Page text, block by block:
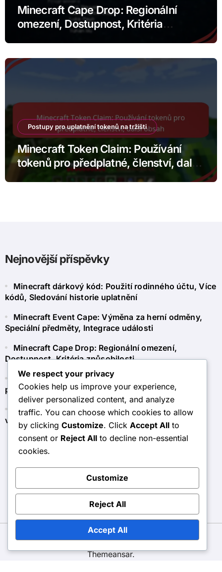
Minecraft Cape Drop: Regionální
omezení, Dostupnost, Kritéria
Postupy pro uplatnění tokenů na tržišti
Minecraft Token Claim: Používání
tokenů pro předplatné, členství, další
obsah
Nejnovější příspěvky
Minecraft dárkový kód: Použití rodinného účtu, Více
kódů, Sledování historie uplatnění
Minecraft Event Cape: Výměna za herní odměny,
Speciální předměty, Integrace události
Minecraft Cape Drop: Regionální omezení,
Dostupnost, Kritéria způsobilosti
Minecraft Token Claim: Používání tokenů pro
předplatné, členství, další obsah
Minecraft Dárková karta: Zásady vracení, Proces
vrácení, Zákaznický servis
airsoft-portal.cz
Copyright © All rights reserved|BlogDataby
Themeansar.
We respect your privacy
Cookies help us improve your experience,
deliver personalized content, and analyze
traffic. You can choose which cookies to allow
by clicking Customize. Click Accept All to
consent or Reject All to decline non-essential
cookies.
Customize
Reject All
Accept All